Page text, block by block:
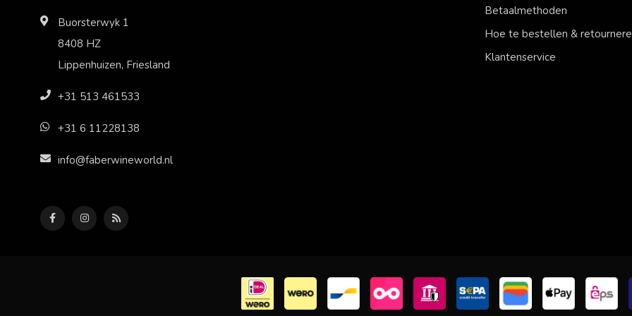
Buorsterwyk 1
8408 HZ
Lippenhuizen, Friesland
+31 513 461533
+31 6 11228138
info@faberwineworld.nl
Betaalmethoden
Hoe te bestellen &
Klantenservice